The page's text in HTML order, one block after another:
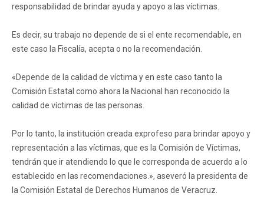
responsabilidad de brindar ayuda y apoyo a las víctimas.
Es decir, su trabajo no depende de si el ente recomendable, en
este caso la Fiscalía, acepta o no la recomendación.
«Depende de la calidad de víctima y en este caso tanto la
Comisión Estatal como ahora la Nacional han reconocido la
calidad de víctimas de las personas.
Por lo tanto, la institución creada exprofeso para brindar apoyo y
representación a las víctimas, que es la Comisión de Víctimas,
tendrán que ir atendiendo lo que le corresponda de acuerdo a lo
establecido en las recomendaciones.», aseveró la presidenta de
la Comisión Estatal de Derechos Humanos de Veracruz.